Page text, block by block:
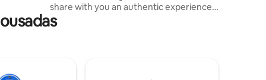
share with you an authentic experience
surrounded by art, culture, and tradition
in the heart of Lake Atitlán. Located just